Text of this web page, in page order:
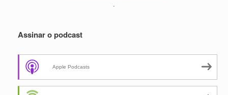
.
Assinar o podcast
Apple Podcasts